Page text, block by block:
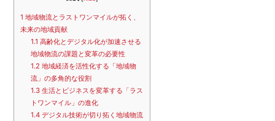
1 地域物流とラストワンマイルが拓く、
未来の地域貢献
1.1 高齢化とデジタル化が加速させる
地域物流の課題と変革の必要性
1.2 地域経済を活性化する「地域物
流」の多角的な役割
1.3 生活とビジネスを変革する「ラス
トワンマイル」の進化
1.4 デジタル技術が切り拓く地域物流